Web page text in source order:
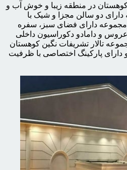
کوهستان در منطقه زیبا و خوش آب و
دو سالن مجزا و شیک با
مجموعه دارای فضای سبز، سفره
عروس و دامادو دکوراسیون داخلی
تالار تشریفات نگین کوهستان
متر استو دارای پارکینگ اختصاصی با ظرفیت